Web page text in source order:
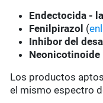
Endectocida -
Fenilpirazol (
Inhibor del
Neonicotinoide
Los productos
el mismo espectro